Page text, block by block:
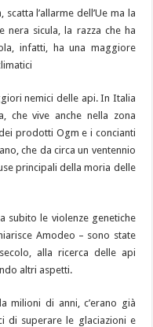
l’allarme dell’Ue ma la
nera sicula, la razza che ha
infatti, ha una maggiore
nemici delle api. In Italia
che vive anche nella zona
prodotti Ogm e i concianti
che da circa un ventennio
principali della moria delle
subito le violenze genetiche
Amodeo – sono state
alla ricerca delle api
altri aspetti.
milioni di anni, c’erano già
di superare le glaciazioni e